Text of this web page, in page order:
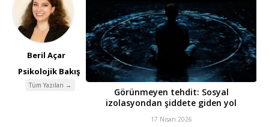
Beril Açar
Psikolojik Bakış
Tüm Yazıları →
Görünmeyen tehdit: Sosyal
izolasyondan şiddete giden yol
17 Nisan 2026